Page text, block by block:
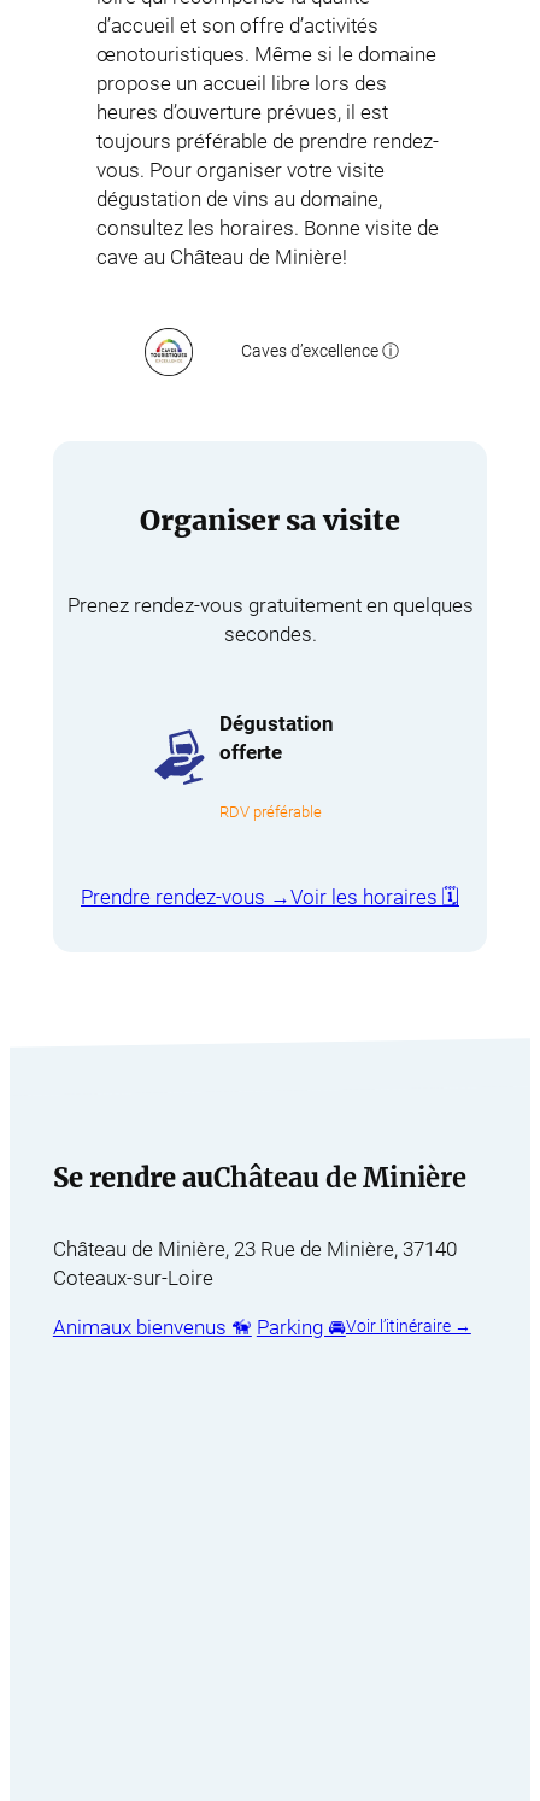
d’accueil et son offre d’activités
œnotouristiques. Même si le domaine
propose un accueil libre lors des
heures d’ouverture prévues, il est
toujours préférable de prendre rendez-
vous. Pour organiser votre visite
dégustation de vins au domaine,
consultez les horaires. Bonne visite de
cave au Château de Minière!
Caves d’excellence ⓘ
Organiser sa visite
Prenez rendez-vous gratuitement en quelques
secondes.
Dégustation
offerte
RDV préférable
Prendre rendez-vous →Voir les horaires 🗓️
Se rendre auChâteau de Minière
Château de Minière, 23 Rue de Minière, 37140
Coteaux-sur-Loire
Animaux bienvenus 🦮 Parking 🚘Voir l’itinéraire →